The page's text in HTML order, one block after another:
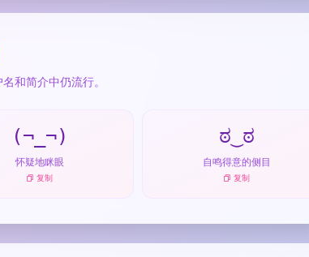
和简介中仍流行。
(¬_¬)
怀疑地眯眼
复制
ಠ‿ಠ
自鸣得意的侧目
复制